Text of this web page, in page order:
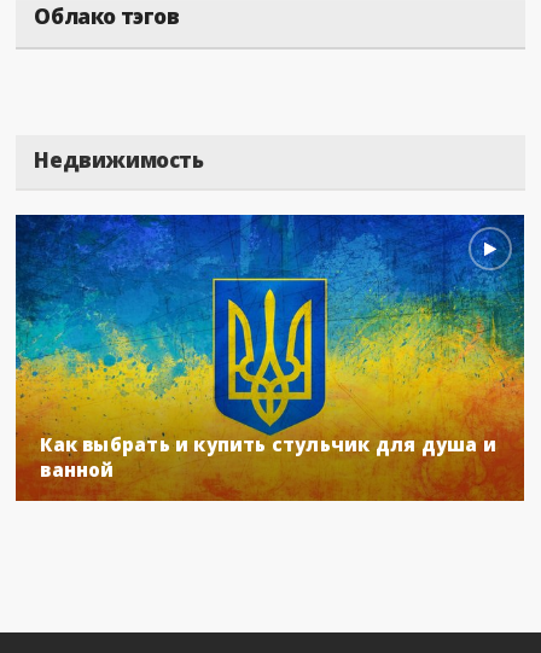
Облако тэгов
Недвижимость
Как выбрать и купить стульчик для душа и
ванной